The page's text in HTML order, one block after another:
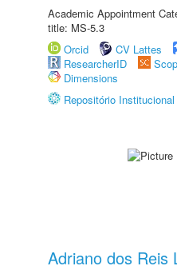
Academic Appointment
title: MS-5.3
Orcid
CV Lattes
ResearcherID
Dimensions
Repositório
Adriano dos Reis